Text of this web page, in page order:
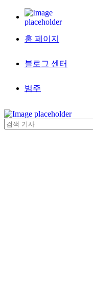
홈 페이지
블로그 센터
범주